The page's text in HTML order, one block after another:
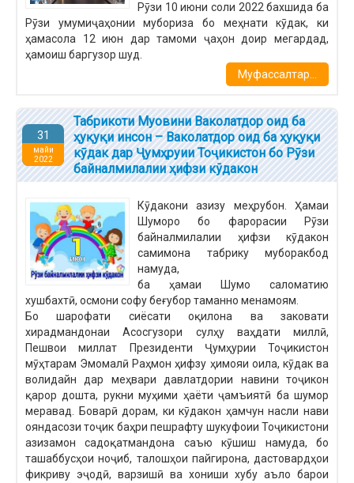
Рӯзи 10 июни соли 2022 бахшида ба
Рӯзи умумиҷаҳонии мубориза бо меҳнати кӯдак, ки
ҳамасола 12 июн дар тамоми ҷаҳон доир мегардад,
ҳамоиш баргузор шуд.
Муфассалтар...
31
майи
2022
Табрикоти Муовини Ваколатдор оид ба
ҳуқуқи инсон – Ваколатдор оид ба ҳуқуқи
кӯдак дар Ҷумҳруии Тоҷикистон бо Рӯзи
байналмилалии ҳифзи кўдакон
Кӯдакони азизу меҳрубон. Ҳамаи
Шуморо бо фарорасии Рӯзи
байналмилалии ҳифзи кӯдакон
самимона табрику муборакбод
намуда,
ба ҳамаи Шумо саломатию
хушбахтӣ, осмони софу беғубор таманно менамоям.
Бо шарофати сиёсати оқилона ва заковати
хирадмандонаи Асосгузори сулҳу ваҳдати миллӣ,
Пешвои миллат Президенти Ҷумҳурии Тоҷикистон
мӯҳтарам Эмомалӣ Раҳмон ҳифзу ҳимояи оила, кӯдак ва
волидайн дар меҳвари давлатдории навини тоҷикон
қарор дошта, рукни муҳими ҳаёти ҷамъиятӣ ба шумор
меравад. Боварӣ дорам, ки кӯдакон ҳамчун насли нави
ояндасози тоҷик баҳри пешрафту шукуфоии Тоҷикистони
азизамон садоқатмандона саъю кӯшиш намуда, бо
ташаббусҳои ноҷиб, талошҳои пайгирона, дастовардҳои
фикриву эҷодӣ, варзишӣ ва хониши хубу аъло барои